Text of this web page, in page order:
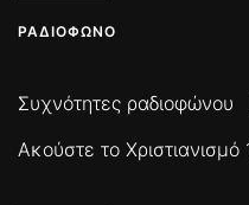
ΡΑΔΙΌΦΩΝΟ
Συχνότητες ραδιοφώνου
Ακούστε το Χριστιανισμό